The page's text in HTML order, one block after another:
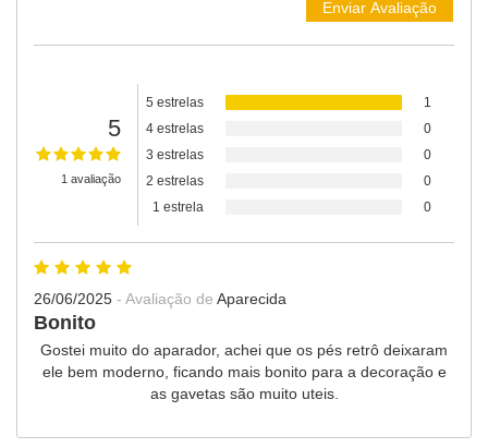
5
1 avaliação
5 estrelas
1
4 estrelas
0
3 estrelas
0
2 estrelas
0
1 estrela
0
26/06/2025 - Avaliação de Aparecida
Bonito
Gostei muito do aparador, achei que os pés retrô deixaram
ele bem moderno, ficando mais bonito para a decoração e
as gavetas são muito uteis.